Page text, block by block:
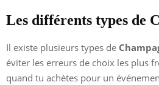
Les différents types de
Il existe plusieurs types de
éviter les erreurs de choix les plus
quand tu achètes pour un